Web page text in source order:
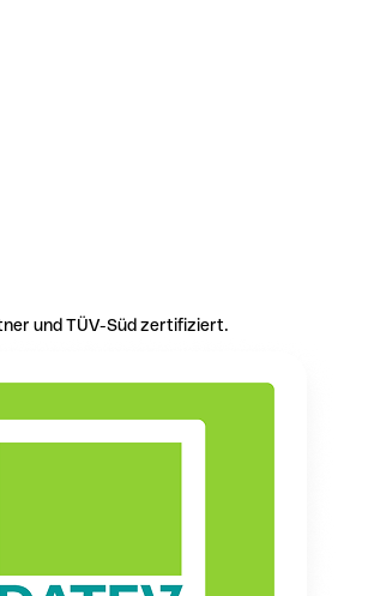
und TÜV-Süd zertifiziert.